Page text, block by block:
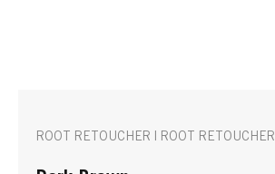
ROOT RETOUCHER | ROOT RETOUCHER